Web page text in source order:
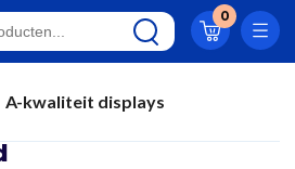
0
Klantwaardering 8.9
A-kwaliteit displays
Eigen productie
24/7 bereikbaar